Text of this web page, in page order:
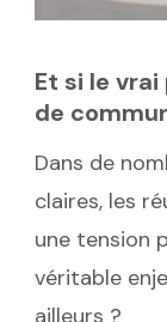
Et si le
de
Dans de
claires, les
une tension
véritable